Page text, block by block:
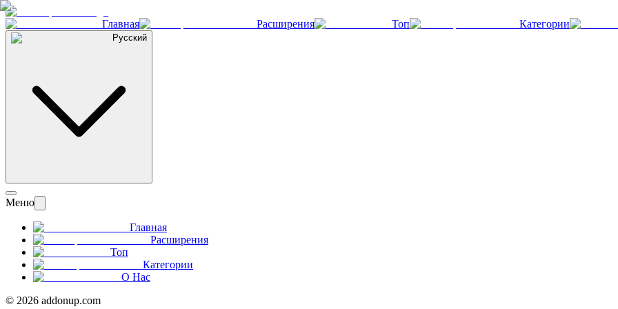
Главная Расширения Топ Категории
Русский
Меню
Главная
Расширения
Топ
Категории
О Нас
© 2026 addonup.com